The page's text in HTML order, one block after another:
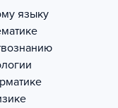
языку